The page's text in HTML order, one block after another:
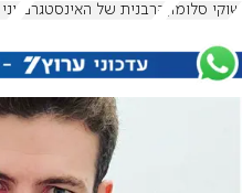
שוקי סלומון הרבנית של האינסטגרם